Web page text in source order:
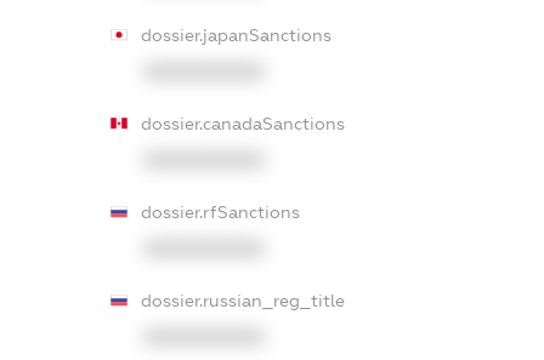
dossier.japanSanctions
dossier.canadaSanctions
dossier.rfSanctions
dossier.russian_reg_title